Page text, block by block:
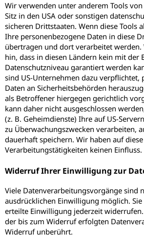
Wir verwenden unter anderem Tools
Sitz in den USA oder sonstigen
sicheren Drittstaaten. Wenn diese Tools
Ihre personenbezogene Daten in diese
übertragen und dort verarbeitet werden.
hin, dass in diesen Ländern kein mit der
Datenschutzniveau garantiert werden
sind US-Unternehmen dazu verpflichtet,
Daten an Sicherheitsbehörden
als Betroffener hiergegen gerichtlich
kann daher nicht ausgeschlossen
(z. B. Geheimdienste) Ihre auf US-
zu Überwachungszwecken verarbeiten,
dauerhaft speichern. Wir haben auf diese
Verarbeitungstätigkeiten keinen Einfluss.
Widerruf Ihrer Einwilligung zur
Viele Datenverarbeitungsvorgänge sind
ausdrücklichen Einwilligung möglich.
erteilte Einwilligung jederzeit
der bis zum Widerruf erfolgten
Widerruf unberührt.